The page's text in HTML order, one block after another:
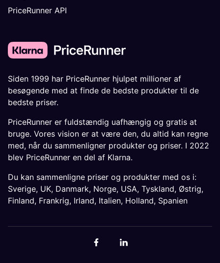
PriceRunner API
Siden 1999 har PriceRunner hjulpet millioner af
besøgende med at finde de bedste produkter til de
bedste priser.
PriceRunner er fuldstændig uafhængig og gratis at
bruge. Vores vision er at være den, du altid kan regne
med, når du sammenligner produkter og priser. I 2022
blev PriceRunner en del af Klarna.
Du kan sammenligne priser og produkter med os i:
Sverige, UK, Danmark, Norge, USA, Tyskland, Østrig,
Finland, Frankrig, Irland, Italien, Holland, Spanien